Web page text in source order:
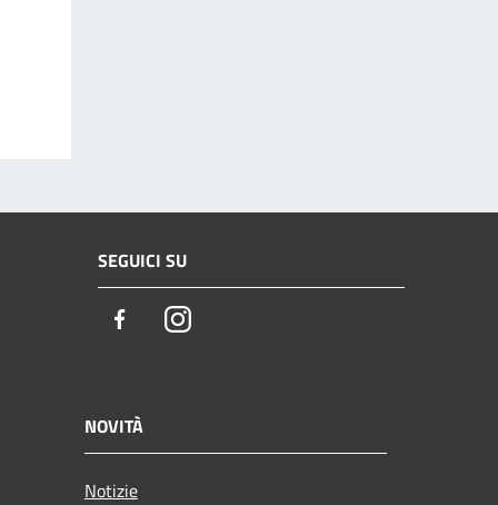
SEGUICI SU
FacebookInstagram
NOVITÀ
Notizie